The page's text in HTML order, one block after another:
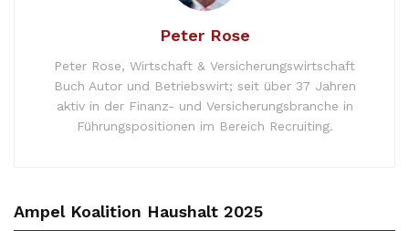
Peter Rose
Peter Rose, Wirtschaft & Versicherungswirtschaft
Buch Autor und Betriebswirt; seit über 37 Jahren
aktiv in der Finanz- und Versicherungsbranche in
Führungspositionen im Bereich Recruiting.
Ampel Koalition Haushalt 2025